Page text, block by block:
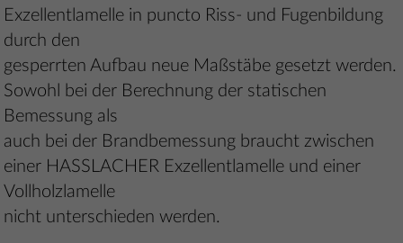
Exzellentlamelle in puncto Riss- und Fugenbildung
durch den
gesperrten Aufbau neue Maßstäbe gesetzt werden.
Sowohl bei der Berechnung der statischen
Bemessung als
auch bei der Brandbemessung braucht zwischen
einer HASSLACHER Exzellentlamelle und einer
Vollholzlamelle
nicht unterschieden werden.